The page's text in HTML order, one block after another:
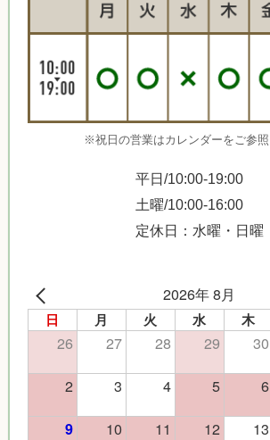
※祝日の営業はカレンダーをご参
平日/10:00-19:00
土曜/10:00-16:00
定休日：水曜・日曜
2026年 8月
日 月 火 水 木
26 27 28 29 30
2
3 4 5 6
9 10 11 12 13